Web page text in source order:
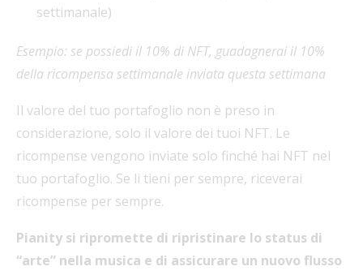
settimanale)
Esempio: se possiedi il 10% di NFT, guadagnerai il 10%
della ricompensa settimanale inviata questa settimana
Il valore del tuo portafoglio non è preso in
considerazione, solo il valore dei tuoi NFT. Le
ricompense vengono inviate solo finché hai NFT nel
tuo portafoglio. Se li tieni per sempre, riceverai
ricompense per sempre.
Pianity si ripromette di ripristinare lo status di
“arte” nella musica e di assicurare un nuovo flusso